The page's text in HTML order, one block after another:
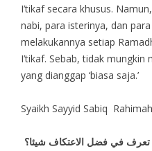
I’tikaf secara khusus.
nabi, para isterinya, dan
melakukannya setiap
I’tikaf. Sebab, tidak
yang dianggap ‘biasa saja.’
Syaikh Sayyid Sabiq
تعرف في فضل الاعتكاف شيئا؟